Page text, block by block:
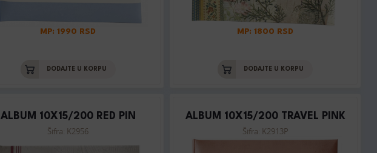
MP: 1990 RSD
DODAJTE U KORPU
MP: 1800 RSD
DODAJTE U KORPU
ALBUM 10X15/200 RED PIN
Šifra: K2956
ALBUM 10X15/200 TRAVEL PINK
Šifra: K2913P